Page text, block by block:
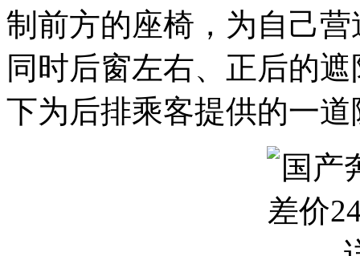
制前方的座椅，为自己
同时后窗左右、正后的
下为后排乘客提供的一